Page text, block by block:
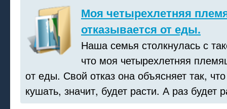
Моя четырехлетняя
отказывается от еды.
Наша семья столкнулась с
что моя четырехлетняя
от еды. Свой отказ она объясняет так,
кушать, значит, будет расти. А раз будет